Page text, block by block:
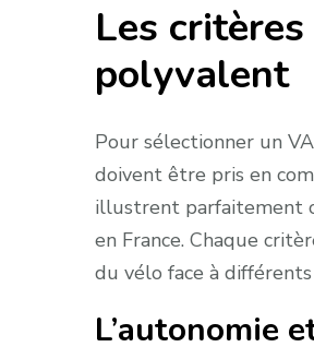
Les
polyvalent
Pour sélectionner un
doivent être pris en
illustrent parfaitement
en France. Chaque
du vélo face à
L’autonomie